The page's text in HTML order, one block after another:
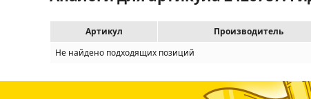
Артикул Производитель
Не найдено подходящих позиций